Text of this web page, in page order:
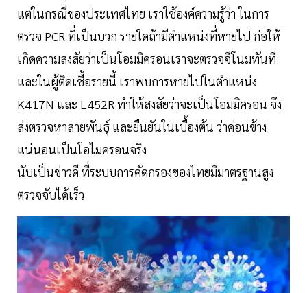
แต่ในกรณีของประเทศไทย เราใช้องค์ความรู้ว่า ในการ
ตรวจ PCR ที่เป็นบวก รายใดถ้ามีตำแหน่งที่หายไป ก่อให้
เกิดความสงสัยว่าเป็นโอมมิครอนเราจะตรวจจีโนมทันที
และในผู้ติดเชื้อรายนี้ เราพบการหายไปในตำแหน่ง
K417N และ L452R ทำให้สงสัยว่าจะเป็นโอมมิครอน จึง
ส่งตรวจหาสายพันธุ์ และยืนยันในเบื้องต้น ว่าค่อนข้าง
แน่นอนเป็นโอไมครอนจริง
นับเป็นข่าวดี ที่ระบบการคัดกรองของไทยมีมาตรฐานสูง
ตรวจจับได้เร็ว